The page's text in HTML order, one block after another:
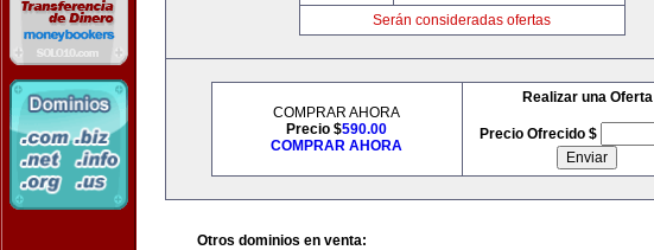
Serán consideradas ofertas
COMPRAR AHORA
Precio $590.00
COMPRAR AHORA
Realizar una Oferta
Precio Ofrecido $
Otros dominios en venta: